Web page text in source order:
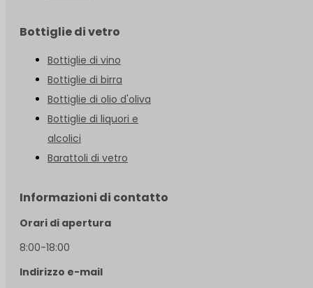
Bottiglie di vetro
Bottiglie di vino
Bottiglie di birra
Bottiglie di olio d'oliva
Bottiglie di liquori e
alcolici
Barattoli di vetro
Informazioni di contatto
Orari di apertura
8:00-18:00
Indirizzo e-mail